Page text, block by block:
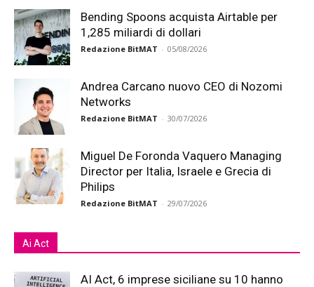
Bending Spoons acquista Airtable per
1,285 miliardi di dollari
Redazione BitMAT - 05/08/2026
Andrea Carcano nuovo CEO di Nozomi
Networks
Redazione BitMAT - 30/07/2026
Miguel De Foronda Vaquero Managing
Director per Italia, Israele e Grecia di
Philips
Redazione BitMAT - 29/07/2026
Ai Act
AI Act, 6 imprese siciliane su 10 hanno